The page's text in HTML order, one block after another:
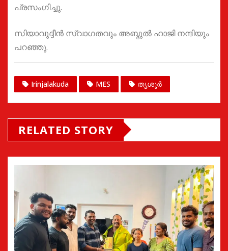
പ്രസംഗിച്ചു.
സിയാവുദ്ദീൻ സ്വാഗതവും അബ്ദുൽ ഹാജി നന്ദിയും
പറഞ്ഞു.
Irinjalakuda MES തൃശൂർ
RELATED STORY